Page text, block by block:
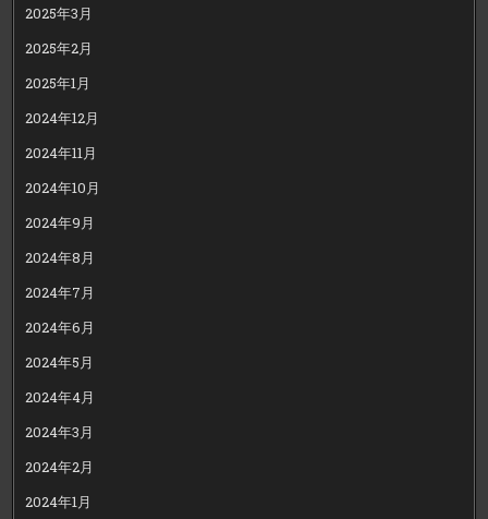
2025年3月
2025年2月
2025年1月
2024年12月
2024年11月
2024年10月
2024年9月
2024年8月
2024年7月
2024年6月
2024年5月
2024年4月
2024年3月
2024年2月
2024年1月